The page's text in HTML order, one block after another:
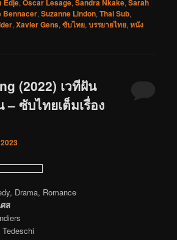
Edje Oscar Lesage Sandra Nkake Sarah
Bennacer,Suzanne Lindon,Thai Sub,
,Xavier Gens,ซับไทย,บรรยายไทย,หนัง
(2022) เวทีฝัน
ซับไทยเต็มเรื่อง
Drama, Romance
ส